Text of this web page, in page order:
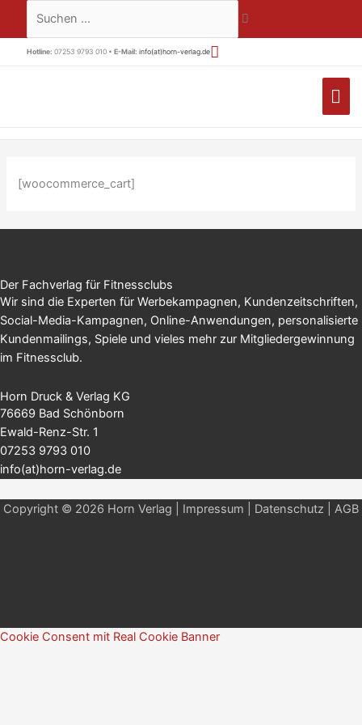
springen
Suchen …
Hotline: 07253 9793 010 • E-Mail: info(at)horn-verlag.de
[woocommerce_cart]
Der Fachverlag für Fitnessclubs
Wir sind die Experten für Werbekampagnen, Kundenzeitschriften,
Social-Media-Kampagnen, Online-Anwendungen, personalisierte
Kundenmailings, Spiele und vieles mehr zur Mitgliedergewinnung
im Fitnessclub.
Horn Druck & Verlag KG
76669 Bad Schönborn
Ewald-Renz-Str. 1
07253 9793 010
info(at)horn-verlag.de
Copyright © 2026 Horn Verlag | Impressum Datenschutz AGB
Cookie Consent mit Real Cookie Banner